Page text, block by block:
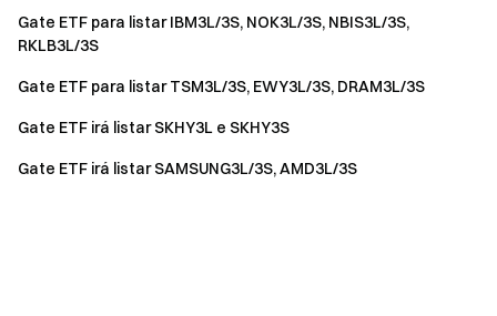
Baixe o App | Versão Desktop da Gate
Participe da nossa comunidade no Telegrampara discutir
tópicos em alta
insights mais recentes
Gate ETF para listar IBM3L/3S, NOK3L/3S, NBIS3L/3S,
RKLB3L/3S
Gate ETF para listar TSM3L/3S, EWY3L/3S, DRAM3L/3S
Gate ETF irá listar SKHY3L e SKHY3S
Gate ETF irá listar SAMSUNG3L/3S, AMD3L/3S